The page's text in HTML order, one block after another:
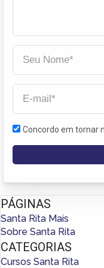
Concordo em tornar
PÁGINAS
Santa Rita Mais
Sobre Santa Rita
CATEGORIAS
Cursos Santa Rita